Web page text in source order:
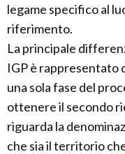
legame specifico al
riferimento.
La principale
IGP è rappresentato
una sola fase del
ottenere il secondo
riguarda la
che sia il territorio